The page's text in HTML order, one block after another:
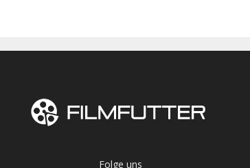
Folge uns